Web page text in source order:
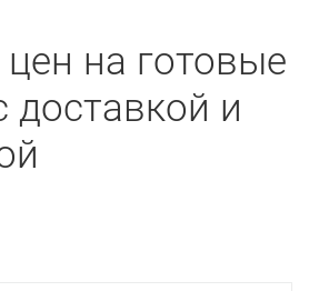
на готовые
доставкой и